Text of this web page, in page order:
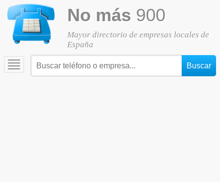
No más 900
Mayor directorio de empresas locales de
España
Toggle
navigation